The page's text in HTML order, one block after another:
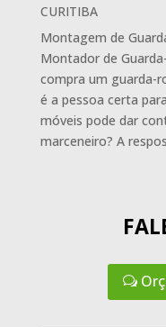
CURITIBA
Montagem de
Montador de
compra um guarda-
é a pessoa certa
móveis pode dar
marceneiro? A